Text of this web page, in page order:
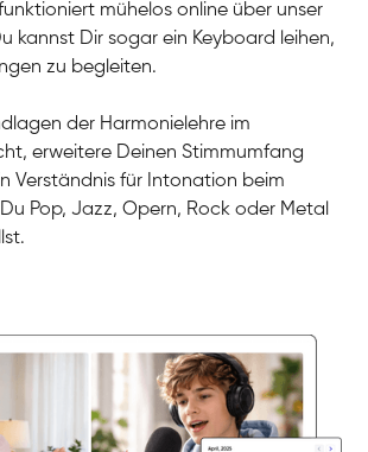
mühelos online über unser
kannst Dir sogar ein Keyboard leihen,
zu begleiten.
der Harmonielehre im
erweitere Deinen Stimmumfang
Verständnis für Intonation beim
Pop, Jazz, Opern, Rock oder Metal